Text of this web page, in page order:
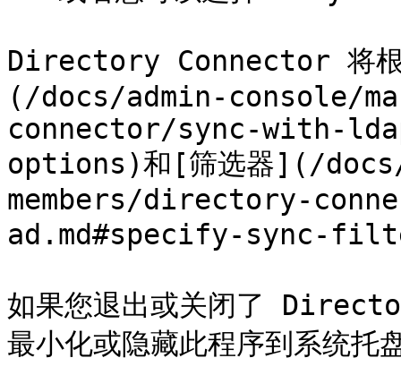
Directory Connector 将根
(/docs/admin-console/
connector/sync-with-
options)和[筛选器](/
members/directory-
ad.md#specify-sync-
如果您退出或关闭了
最小化或隐藏此程序到系统托